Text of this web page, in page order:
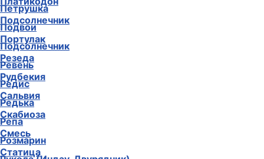
Подсолнечник
Портулак
Резеда
Рудбекия
Сальвия
Скабиоза
Смесь
Статица
Петрушка
Подвои
Подсолнечник
Ревень
Редис
Редька
Репа
Розмарин